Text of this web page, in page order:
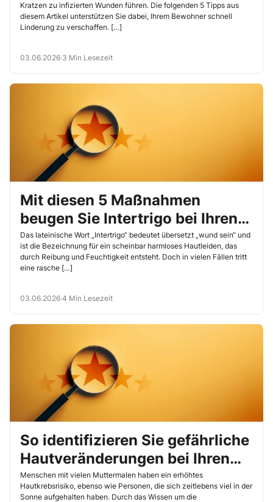
Kratzen zu infizierten Wunden führen. Die folgenden 5 Tipps aus
diesem Artikel unterstützen Sie dabei, Ihrem Bewohner schnell
Linderung zu verschaffen. […]
03.06.2026·3 Min Lesezeit
Mit diesen 5 Maßnahmen
beugen Sie Intertrigo bei Ihren
Bewohnern vor
Das lateinische Wort „Intertrigo“ bedeutet übersetzt „wund sein“ und
ist die Bezeichnung für ein scheinbar harmloses Hautleiden, das
durch Reibung und Feuchtigkeit entsteht. Doch in vielen Fällen tritt
eine rasche […]
03.06.2026·4 Min Lesezeit
So identifizieren Sie gefährliche
Hautveränderungen bei Ihren
Bewohnern frühzeitig
Menschen mit vielen Muttermalen haben ein erhöhtes
Hautkrebsrisiko, ebenso wie Personen, die sich zeitlebens viel in der
Sonne aufgehalten haben. Durch das Wissen um die